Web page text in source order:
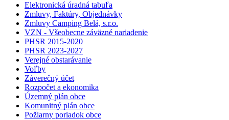
Elektronická úradná tabuľa
Zmluvy, Faktúry, Objednávky
Zmluvy Camping Belá, s.r.o.
VZN - Všeobecne záväzné nariadenie
PHSR 2015-2020
PHSR 2023-2027
Verejné obstarávanie
Voľby
Záverečný účet
Rozpočet a ekonomika
Územný plán obce
Komunitný plán obce
Požiarny poriadok obce